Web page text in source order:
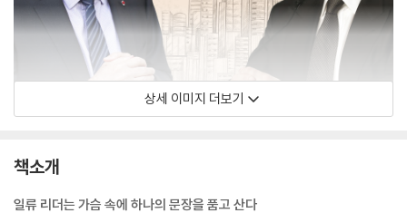
상세 이미지 더보기
책소개
일류 리더는 가슴 속에 하나의 문장을 품고 산다